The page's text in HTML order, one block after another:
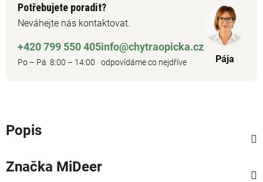
Potřebujete poradit?
Neváhejte nás kontaktovat.
+420 799 550 405
Po – Pá 8:00 – 14:00
info@chytraopicka.cz
odpovídáme co nejdříve Pája
Popis
Značka MiDeer